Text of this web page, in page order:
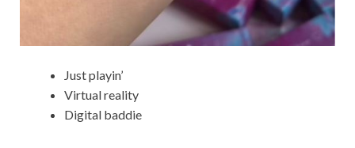
Just playin’
Virtual reality
Digital baddie